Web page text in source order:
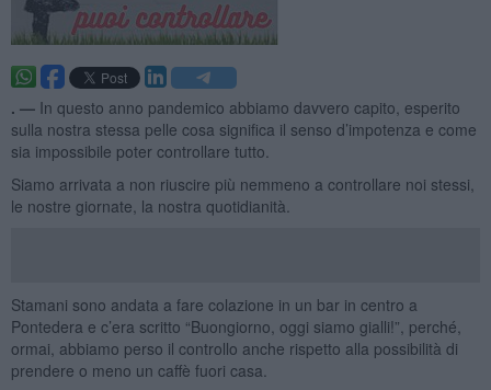
. — In questo anno pandemico abbiamo davvero capito, esperito
sulla nostra stessa pelle cosa significa il senso d’impotenza e come
sia impossibile poter controllare tutto.
Siamo arrivata a non riuscire più nemmeno a controllare noi stessi,
le nostre giornate, la nostra quotidianità.
Stamani sono andata a fare colazione in un bar in centro a
Pontedera e c’era scritto “Buongiorno, oggi siamo gialli!”, perché,
ormai, abbiamo perso il controllo anche rispetto alla possibilità di
prendere o meno un caffè fuori casa.